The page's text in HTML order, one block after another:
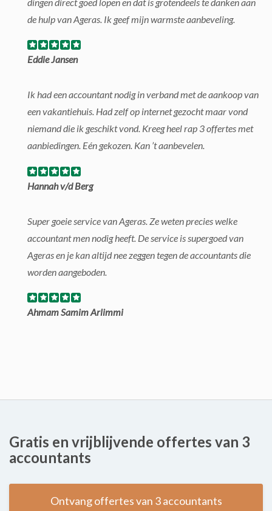
de hulp van Ageras. Ik geef mijn warmste aanbeveling.
Eddie Jansen
Ik had een accountant nodig in verband met de aankoop van
een vakantiehuis. Had zelf op internet gezocht maar vond
niemand die ik geschikt vond. Kreeg heel rap 3 offertes met
aanbiedingen. Eén gekozen. Kan ’t aanbevelen.
Hannah v/d Berg
Super goeie service van Ageras. Ze weten precies welke
accountant men nodig heeft. De service is supergoed van
Ageras en je kan altijd nee zeggen tegen de accountants die
worden aangeboden.
Ahmam Samim Arlimmi
Gratis en vrijblijvende offertes van 3
accountants
Ontvang offertes van 3 accountants